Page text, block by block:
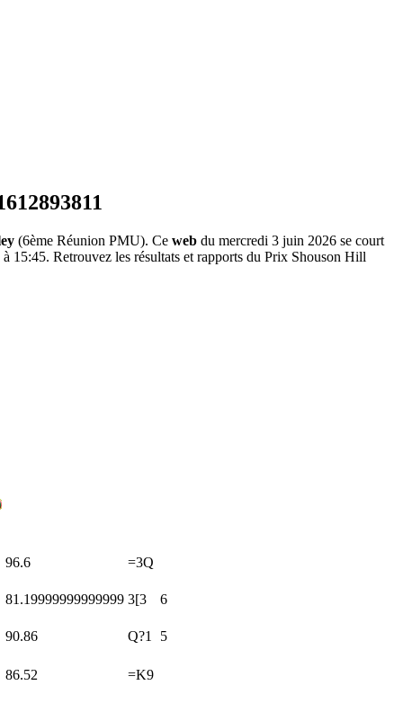
(6ème Réunion PMU). Ce web du mercredi 3 juin 2026 se court
à 15:45. Retrouvez les résultats et rapports du Prix Shouson Hill
96.6 =3Q
81.19999999999999 3[3 6
90.86 Q?1 5
86.52 =K9